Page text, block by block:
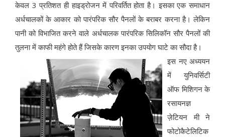
केवल 3 प्रतिशत ही हाइड्रोजन में परिवर्तित होता है। इसका एक समाधान
अर्धचालकों के आकार को पारंपरिक सौर पैनलों के बराबर करना है। लेकिन
पानी को विभाजित करने वाले अर्धचालक पारंपरिक सिलिकॉन सौर पैनलों की
तुलना में काफी महंगे होते हैं जिसके कारण इनका उपयोग घाटे का सौदा है।
इस नए अध्ययन
में युनिवर्सिटी
ऑफ मिशिगन के
रसायनज्ञ
ज़ेटियन मी ने
फोटोकैटेलिटिक